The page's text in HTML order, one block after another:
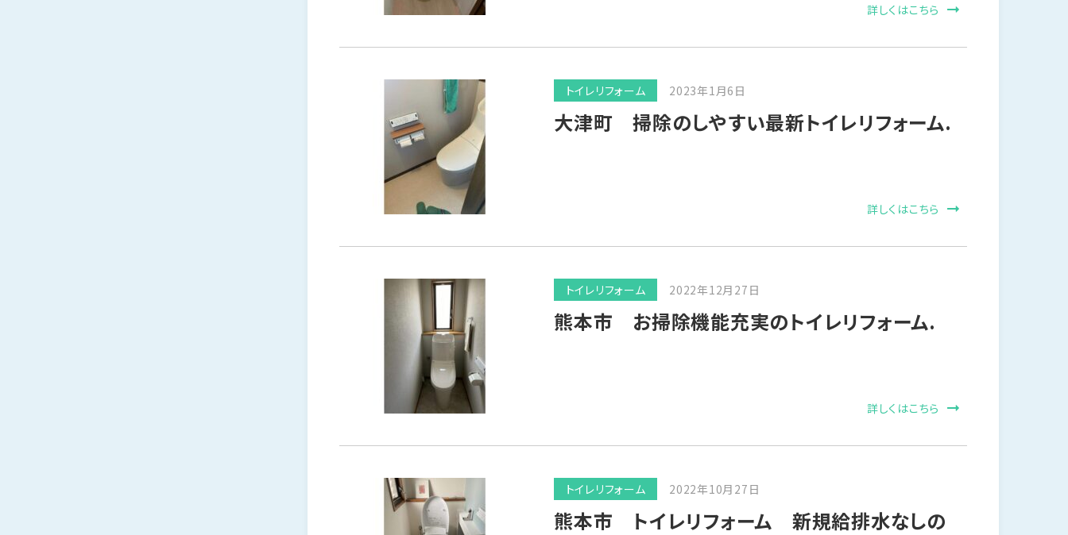
詳しくはこちら
トイレリフォーム 2023年1月6日
大津町 掃除のしやすい最新トイレリフォーム.
詳しくはこちら
トイレリフォーム 2022年12月27日
熊本市 お掃除機能充実のトイレリフォーム.
詳しくはこちら
トイレリフォーム 2022年10月27日
熊本市 トイレリフォーム 新規給排水なしの